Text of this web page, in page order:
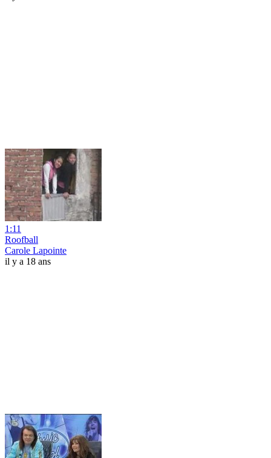
1:11
Roofball
Carole Lapointe
il y a 18 ans